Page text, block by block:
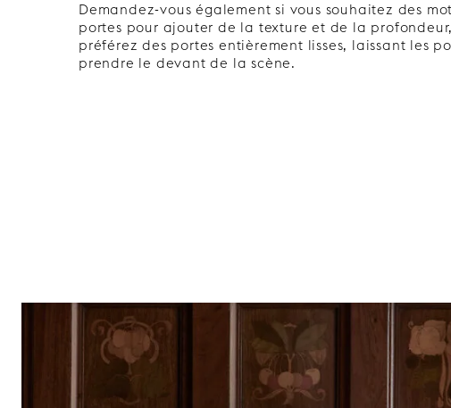
Demandez-vous également si vous souhaitez des
portes pour ajouter de la texture et de la
préférez des portes entièrement lisses, laissant les
prendre le devant de la scène.